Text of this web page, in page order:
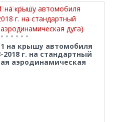
на крышу автомобиля
2018 г. на стандартный
аэродинамическая